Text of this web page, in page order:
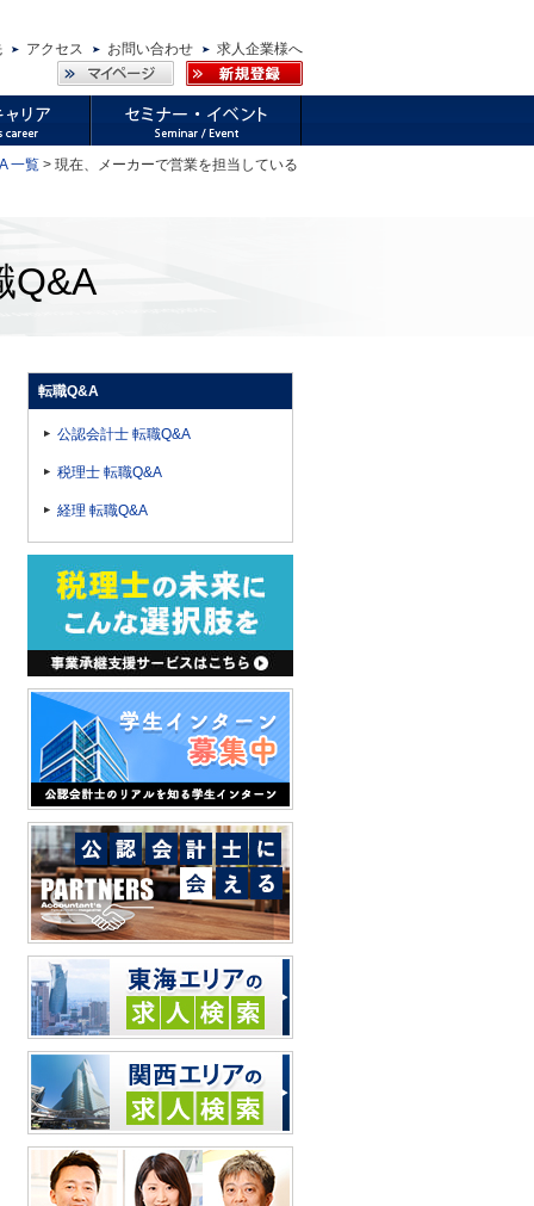
求人企業様へ
お問い合わせ
アクセス
一覧 > 現在、メーカーで営業を担当している
Q&A
転職Q&A
公認会計士 転職Q&A
税理士 転職Q&A
経理 転職Q&A